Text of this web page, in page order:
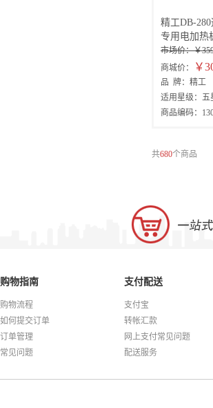
精工DB-
专用电加热
市场价：￥
商城价：
￥
品 牌：精工
适用星级：五
商品编码：
共680个商品
购物指南
购物流程
如何提交订单
订单管理
常见问题
支付配送
支付宝
转帐汇款
网上支付常见问题
配送服务